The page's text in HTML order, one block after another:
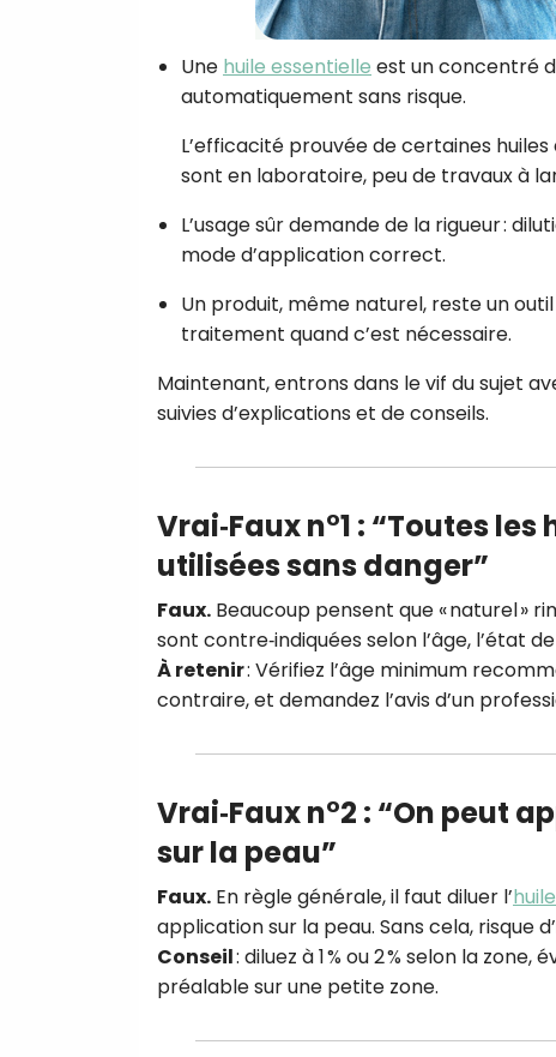
Une huile essentielle est un concentré
automatiquement sans risque.
L’efficacité prouvée de certaines
sont en laboratoire, peu de travaux à
L’usage sûr demande de la rigueur :
mode d’application correct.
Un produit, même naturel, reste un
traitement quand c’est nécessaire.
Maintenant, entrons dans le vif du sujet
suivies d’explications et de conseils.
Vrai‑Faux n°1 : “Toutes
utilisées sans danger”
Faux. Beaucoup pensent que « naturel »
sont contre‑indiquées selon l’âge, l’état
À retenir: Vérifiez l’âge minimum
contraire, et demandez l’avis d’un
Vrai‑Faux n°2 : “On peut
sur la peau”
Faux. En règle générale, il faut diluer l’
application sur la peau. Sans cela, risque
Conseil: diluez à 1 % ou 2 % selon la
préalable sur une petite zone.